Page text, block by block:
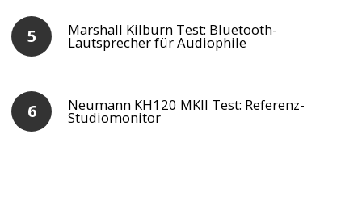
Marshall Kilburn Test: Bluetooth-
Lautsprecher für Audiophile
Neumann KH120 MKII Test: Referenz-
Studiomonitor